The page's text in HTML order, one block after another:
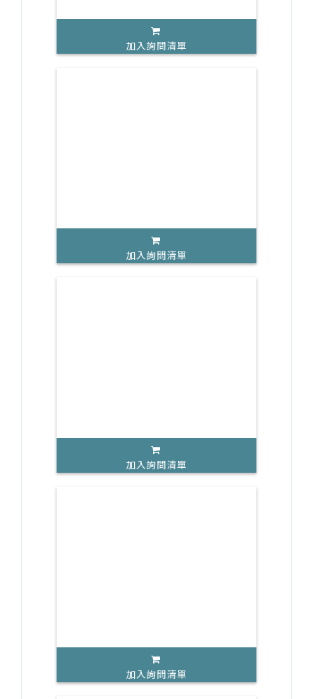
加入詢問清單
加入詢問清單
加入詢問清單
加入詢問清單